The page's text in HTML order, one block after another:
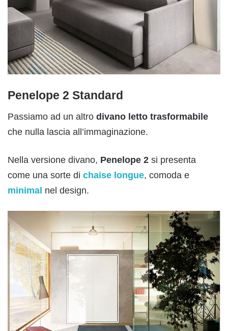
Penelope 2 Standard
Passiamo ad un altro divano letto trasformabile
che nulla lascia all’immaginazione.
Nella versione divano, Penelope 2 si presenta
come una sorte di chaise longue, comoda e
minimal nel design.